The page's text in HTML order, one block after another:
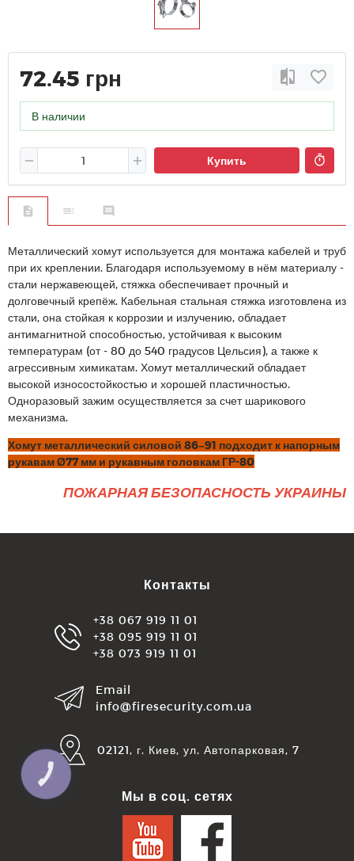
72.45 грн
В наличии
Купить
Металлический хомут используется для монтажа кабелей и труб
при их креплении. Благодаря используемому в нём материалу -
стали нержавеющей, стяжка обеспечивает прочный и
долговечный крепёж. Кабельная стальная стяжка изготовлена из
стали, она стойкая к коррозии и излучению, обладает
антимагнитной способностью, устойчивая к высоким
температурам (от - 80 до 540 градусов Цельсия), а также к
агрессивным химикатам. Хомут металлический обладает
высокой износостойкостью и хорошей пластичностью.
Одноразовый зажим осуществляется за счет шарикового
механизма.
Хомут металлический силовой 86–91 подходит к напорным
рукавам Ø77 мм и рукавным головкам ГР-80
ПОЖАРНАЯ БЕЗОПАСНОСТЬ УКРАИНЫ
Контакты
+38 067 919 11 01
+38 095 919 11 01
+38 073 919 11 01
Email
info@firesecurity.com.ua
02121, г. Киев, ул. Автопарковая, 7
Мы в соц. сетях
КНОПКА
ЗВ'ЯЗКУ